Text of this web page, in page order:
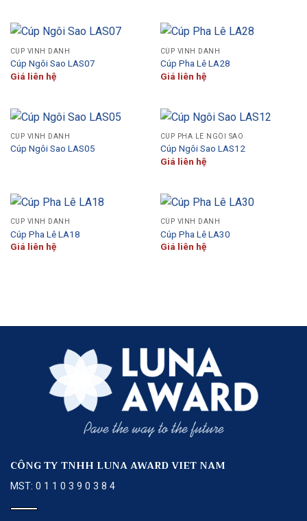
CÚP VINH DANH
Cúp Ngôi Sao LAS07
Giá liên hệ
CÚP VINH DANH
Cúp Pha Lê LA28
Giá liên hệ
CÚP VINH DANH
Cúp Ngôi Sao LAS05
CÚP PHA LÊ NGÔI SAO
Cúp Ngôi Sao LAS12
Giá liên hệ
CÚP VINH DANH
Cúp Pha Lê LA18
Giá liên hệ
CÚP VINH DANH
Cúp Pha Lê LA30
Giá liên hệ
CÔNG TY TNHH LUNA AWARD VIET NAM
MST: 0 1 1 0 3 9 0 3 8 4